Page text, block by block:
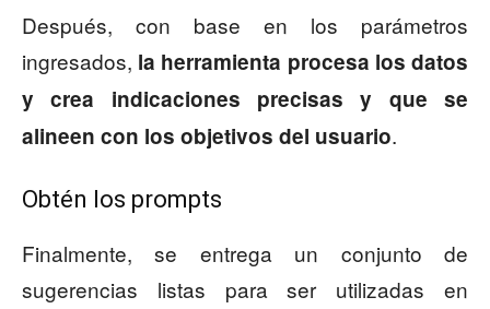
Después, con base en los parámetros
ingresados, la herramienta procesa los datos
y crea indicaciones precisas y que se
alineen con los objetivos del usuario.
Obtén los prompts
Finalmente, se entrega un conjunto de
sugerencias listas para ser utilizadas en